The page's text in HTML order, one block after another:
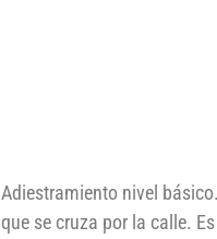
Adiestramiento nivel
que se cruza por la calle.